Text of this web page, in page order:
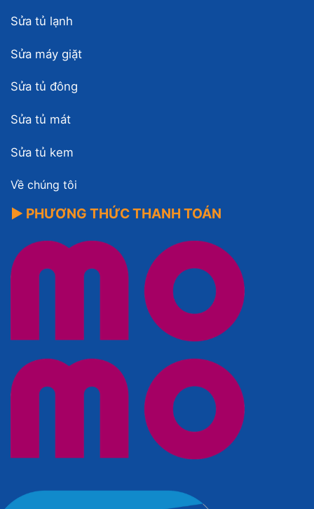
Sửa tủ lạnh
Sửa máy giặt
Sửa tủ đông
Sửa tủ mát
Sửa tủ kem
Về chúng tôi
▶ PHƯƠNG THỨC THANH TOÁN